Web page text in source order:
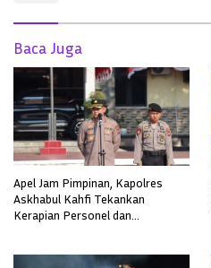
Baca Juga
Apel Jam Pimpinan, Kapolres
Askhabul Kahfi Tekankan
Kerapian Personel dan